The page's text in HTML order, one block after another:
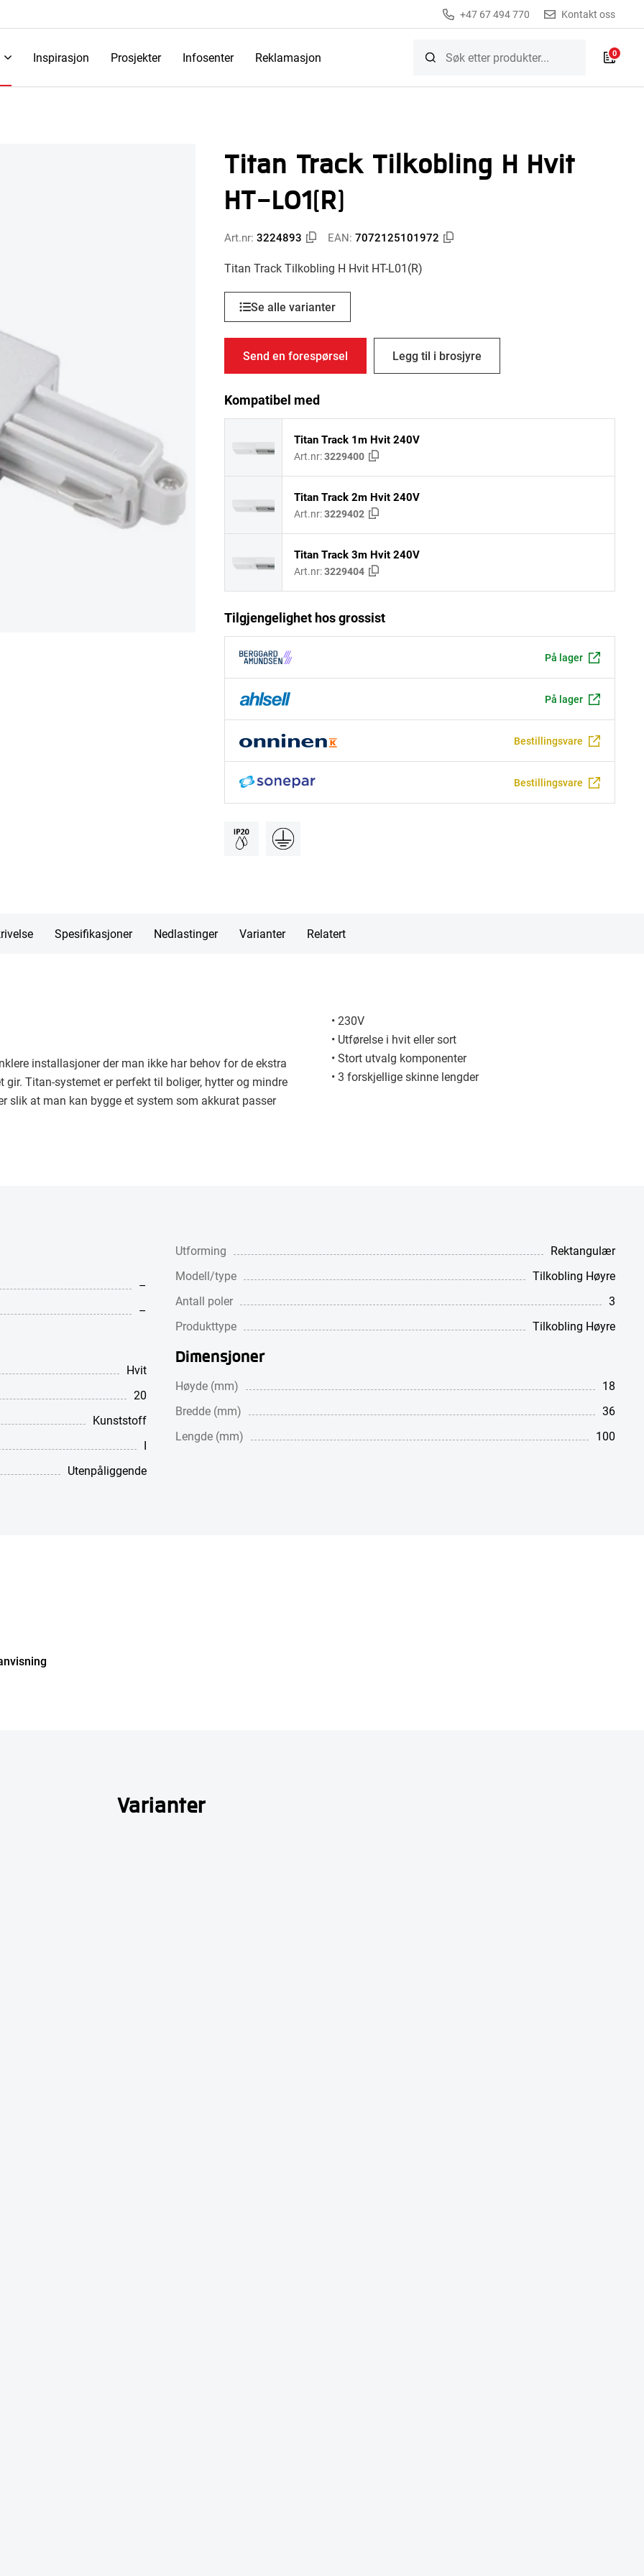
+47 67 494 770 Kontakt oss
Inspirasjon Prosjekter Infosenter Reklamasjon 0
Titan Track Tilkobling H Hvit
HT-L01(R)
Art.nr: 3224893 EAN: 7072125101972
Titan Track Tilkobling H Hvit HT-L01(R)
Se alle varianter
Send en forespørsel Legg til i brosjyre
Kompatibel med
Titan Track 1m Hvit 240V
Art.nr:3229400
Titan Track 2m Hvit 240V
Art.nr:3229402
Titan Track 3m Hvit 240V
Art.nr:3229404
Tilgjengelighet hos grossist
På lager
På lager
Bestillingsvare
Bestillingsvare
Spesifikasjoner Nedlastinger Varianter Relatert
installasjoner der man ikke har behov for de ekstra
Titan-systemet er perfekt til boliger, hytter og mindre
slik at man kan bygge et system som akkurat passer
• 230V
• Utførelse i hvit eller sort
• Stort utvalg komponenter
• 3 forskjellige skinne lengder
–
–
Hvit
20
Kunststoff
I
Utenpåliggende
Utforming
Rektangulær
Modell/type
Tilkobling Høyre
Antall poler
3
Produkttype
Tilkobling Høyre
Dimensjoner
Høyde (mm)
18
Bredde (mm)
36
Lengde (mm)
100
Varianter